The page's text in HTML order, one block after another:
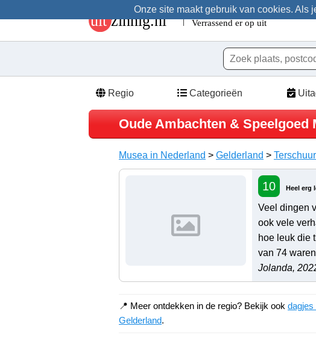
Onze site maakt gebruik van cookies. Als
Regio Categorieën
Oude Ambachten & Speelgoed
Musea in Nederland > Gelderland >
10 Heel erg
Veel dingen
ook vele
hoe leuk die
van 74
Jolanda,
📍 Meer ontdekken in de regio? Bekijk ook dagjes
Gelderland.